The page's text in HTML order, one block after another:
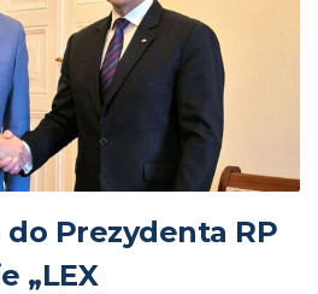
Prezydenta RP
„LEX